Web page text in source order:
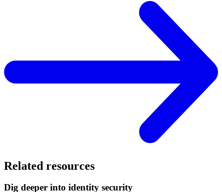
Related resources
Dig deeper into identity security